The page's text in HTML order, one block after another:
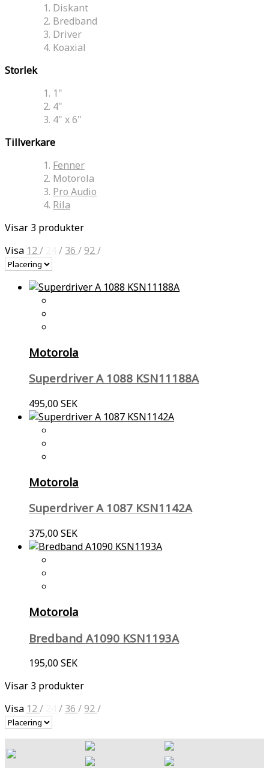
Diskant
Bredband
Driver
Koaxial
Storlek
1"
4"
4" x 6"
Tillverkare
Fenner
Motorola
Pro Audio
Rila
Visar 3 produkter
Visa 12/ / 36 /92/
Motorola
Superdriver A 1088 KSN11188A
495,00 SEK
Motorola
Superdriver A 1087 KSN1142A
375,00 SEK
Motorola
Bredband A1090 KSN1193A
195,00 SEK
Visar 3 produkter
Visa 12/ / 36 /92/